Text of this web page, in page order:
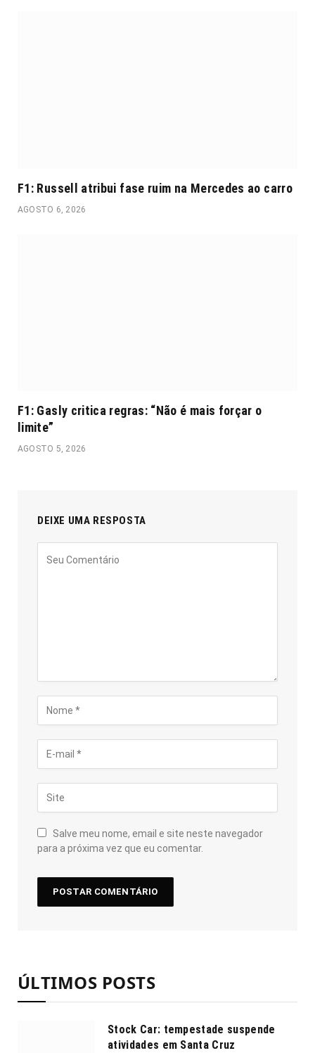
F1: Russell atribui fase ruim na Mercedes ao carro
AGOSTO 6, 2026
F1: Gasly critica regras: “Não é mais forçar o
limite”
AGOSTO 5, 2026
DEIXE UMA RESPOSTA
Salve meu nome, email e site neste navegador
para a próxima vez que eu comentar.
ÚLTIMOS POSTS
Stock Car: tempestade suspende
atividades em Santa Cruz